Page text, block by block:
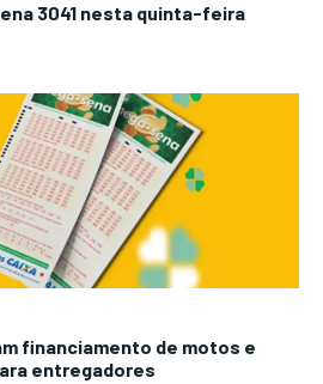
3041 nesta quinta-feira
financiamento de motos e
entregadores